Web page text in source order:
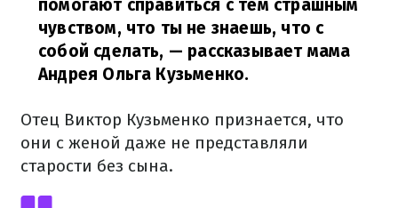
помогают справиться с тем страшным
чувством, что ты не знаешь, что с
собой сделать, — рассказывает мама
Андрея Ольга Кузьменко.
Отец Виктор Кузьменко признается, что
они с женой даже не представляли
старости без сына.